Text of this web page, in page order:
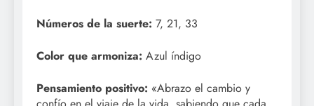
Números de la suerte: 7, 21, 33
Color que armoniza: Azul índigo
Pensamiento positivo: «Abrazo el cambio y